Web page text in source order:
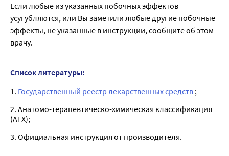
Если любые из указанных побочных эффектов
усугубляются, или Вы заметили любые другие побочные
эффекты, не указанные в инструкции, сообщите об этом
врачу.
Список литературы:
1. Государственный реестр лекарственных средств ;
2. Анатомо-терапевтическо-химическая классификация
(ATX);
3. Официальная инструкция от производителя.